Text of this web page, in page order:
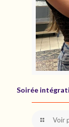
Soirée
Voir